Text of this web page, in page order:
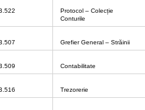
Protocol – Colecție
Conturile
Grefier General – Străinii
Contabilitate
Trezorerie